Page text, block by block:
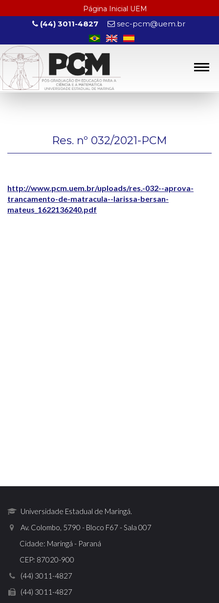
Página Inicial UEM
(44) 3011-4827 sec-pcm@uem.br
Res. nº 032/2021-PCM
http://www.pcm.uem.br/uploads/res.-032--aprova-
trancamento-de-matracula--larissa-bersan-
mateus_1622136240.pdf
Universidade Estadual de Maringá.
Av. Colombo, 5790 - Bloco F67 - Sala 007
Cidade: Maringá - Paraná
CEP: 87020-900
(44) 3011-4827
(44) 3011-4827